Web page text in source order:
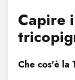
Capire
Che cos'è la